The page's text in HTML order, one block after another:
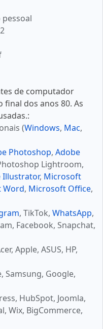
de computador
final dos anos 80. As
(Windows, Mac,
Photoshop, Adobe
Lightroom,
Illustrator, Microsoft
Word, Microsoft Office,
, TikTok, WhatsApp,
Facebook, Snapchat,
Apple, ASUS, HP,
Samsung, Google,
HubSpot, Joomla,
Wix, BigCommerce,